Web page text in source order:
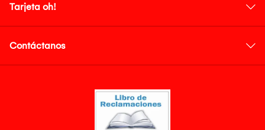
Tarjeta oh!
Contáctanos